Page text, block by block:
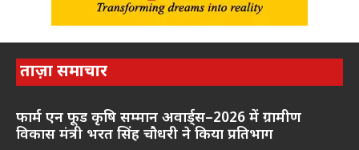
ताज़ा समाचार
फार्म एन फूड कृषि सम्मान अवार्ड्स–2026 में ग्रामीण
विकास मंत्री भरत सिंह चौधरी ने किया प्रतिभाग